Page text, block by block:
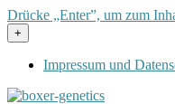
Drücke „Enter”, um zum
Menü
öffnen
+
Impressum und